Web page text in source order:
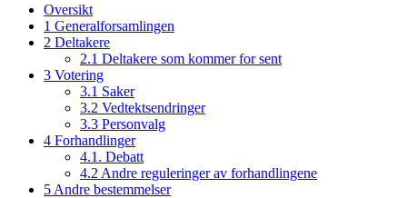
Oversikt
1 Generalforsamlingen
2 Deltakere
2.1 Deltakere som kommer for sent
3 Votering
3.1 Saker
3.2 Vedtektsendringer
3.3 Personvalg
4 Forhandlinger
4.1. Debatt
4.2 Andre reguleringer av forhandlingene
5 Andre bestemmelser